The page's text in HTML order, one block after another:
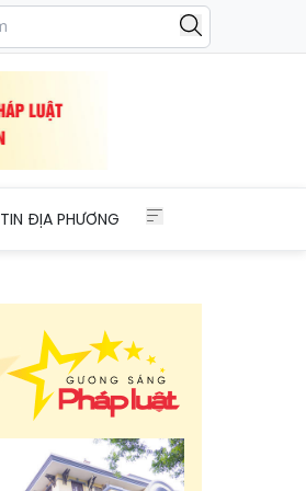
TIN ĐỊA PHƯƠNG